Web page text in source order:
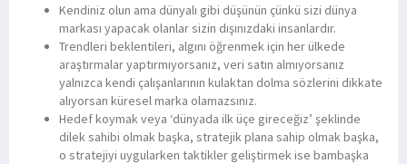
Kendiniz olun ama dünyalı gibi düşünün çünkü sizi dünya
markası yapacak olanlar sizin dışınızdaki insanlardır.
Trendleri beklentileri, algını öğrenmek için her ülkede
araştırmalar yaptırmıyorsanız, veri satın almıyorsanız
yalnızca kendi çalışanlarının kulaktan dolma sözlerini dikkate
alıyorsan küresel marka olamazsınız.
Hedef koymak veya ‘dünyada ilk üçe gireceğiz’ şeklinde
dilek sahibi olmak başka, stratejik plana sahip olmak başka,
o stratejiyi uygularken taktikler geliştirmek ise bambaşka